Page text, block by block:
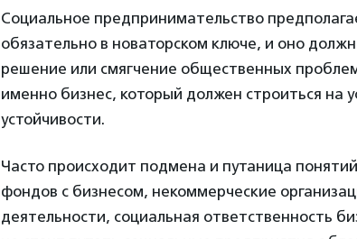
Социальное предпринимательство
обязательно в новаторском ключе, и оно
решение или смягчение общественных
именно бизнес, который должен строиться на
устойчивости.
Часто происходит подмена и путаница
фондов с бизнесом, некоммерческие
деятельности, социальная ответственность